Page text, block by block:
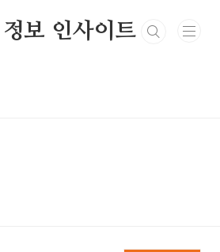
보 인사이트